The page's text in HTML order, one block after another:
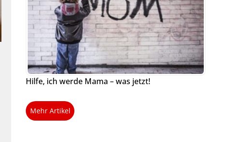
Hilfe, ich werde Mama – was jetzt!
Mehr Artikel